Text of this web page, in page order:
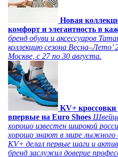
Новая
комфорт и элегантность в
бренд обуви и аксессуаров
коллекцию сезона Весна–Лето’
Москве, с 27 по 30 августа.
KV+ кроссовки
впервые на Euro Shoes
хорошо известен широкой
хорошо знают в мире лыжного
KV+ делал первые шаги и
бренд заслужил доверие